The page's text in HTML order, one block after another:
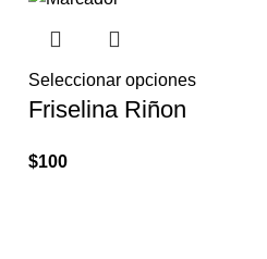
Seleccionar opciones
Friselina Riñon
$100